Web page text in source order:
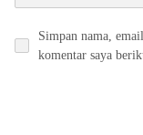
Simpan nama,
komentar saya